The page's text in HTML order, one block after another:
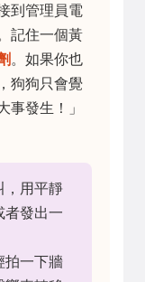
到管理員電
記住一個黃
。如果你也
狗狗只會覺
事發生！」
，用平靜
者發出一
拍一下牆